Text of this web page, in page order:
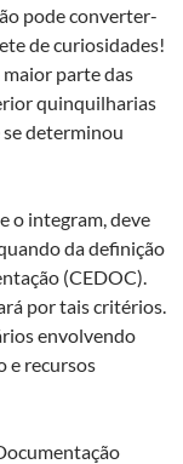
pode converter-
de curiosidades!
parte das
quinquilharias
se determinou
o integram, deve
da definição
(CEDOC).
por tais critérios.
envolvendo
e recursos